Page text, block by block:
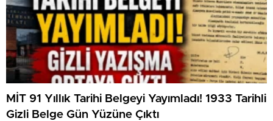
MİT 91 Yıllık Tarihi Belgeyi Yayımladı! 1933 Tarihli
Gizli Belge Gün Yüzüne Çıktı